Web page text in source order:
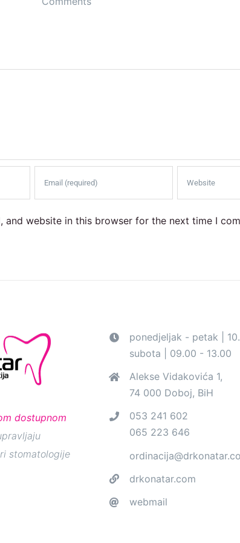
and website in this browser for the next time I
dostupnom
stomatologije
ponedjeljak - petak |
subota | 09.00 - 13.00
Alekse Vidakovića 1,
74 000 Doboj, BiH
053 241 602
065 223 646
drkonatar.com
webmail